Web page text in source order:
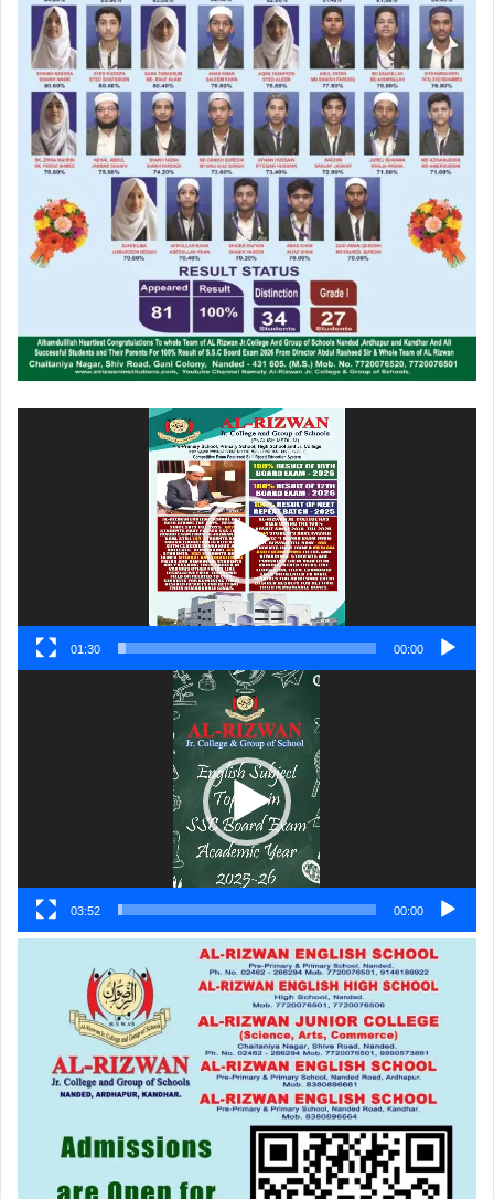
00:00
01:30
00:00
03:52